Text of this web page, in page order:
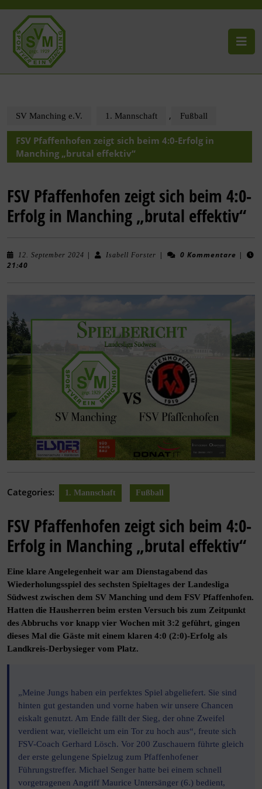
SV Manching e.V. 1. Mannschaft , Fußball
FSV Pfaffenhofen zeigt sich beim 4:0-Erfolg in
Manching „brutal effektiv“
FSV Pfaffenhofen zeigt sich beim 4:0-
Erfolg in Manching „brutal effektiv“
12. September 2024 | Isabell Forster | 0 Kommentare |
21:40
Categories: 1. Mannschaft Fußball
FSV Pfaffenhofen zeigt sich beim 4:0-
Erfolg in Manching „brutal effektiv“
Eine klare Angelegenheit war am Dienstagabend das
Wiederholungsspiel des sechsten Spieltages der Landesliga
Südwest zwischen dem SV Manching und dem FSV Pfaffenhofen.
Hatten die Hausherren beim ersten Versuch bis zum Zeitpunkt
des Abbruchs vor knapp vier Wochen mit 3:2 geführt, gingen
dieses Mal die Gäste mit einem klaren 4:0 (2:0)-Erfolg als
Landkreis-Derbysieger vom Platz.
„Meine Jungs haben ein perfektes Spiel abgeliefert. Sie sind
hinten gut gestanden und vorne haben wir unsere Chancen
eiskalt genutzt. Am Ende fällt der Sieg, der ohne Zweifel
verdient war, vielleicht um ein Tor zu hoch aus“, freute sich
FSV-Coach Gerhard Lösch. Vor 200 Zuschauern führte gleich
der erste gelungene Spielzug zum Pfaffenhofener
Führungstreffer. Michael Senger hatte bei einem schnell
vorgetragenen Angriff Maurice Untersänger (6.) bedient,